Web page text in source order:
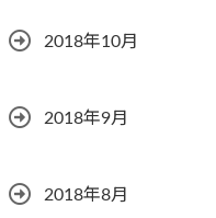
2018年10月
2018年9月
2018年8月